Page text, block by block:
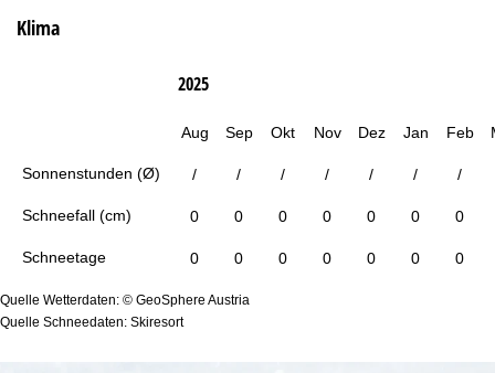
Klima
Sonnenstunden (Ø)
Schneefall (cm)
Schneetage
2025
Aug Sep Okt Nov Dez Jan Feb
/ / / / / / /
0 0 0 0 0 0 0
0 0 0 0 0 0 0
Quelle Wetterdaten: © GeoSphere Austria
Quelle Schneedaten: Skiresort